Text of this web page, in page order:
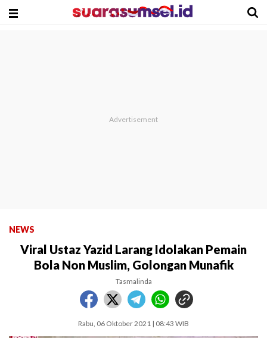
NEWS
Viral Ustaz Yazid Larang Idolakan Pemain
Bola Non Muslim, Golongan Munafik
Tasmalinda
Rabu, 06 Oktober 2021 | 08:43 WIB